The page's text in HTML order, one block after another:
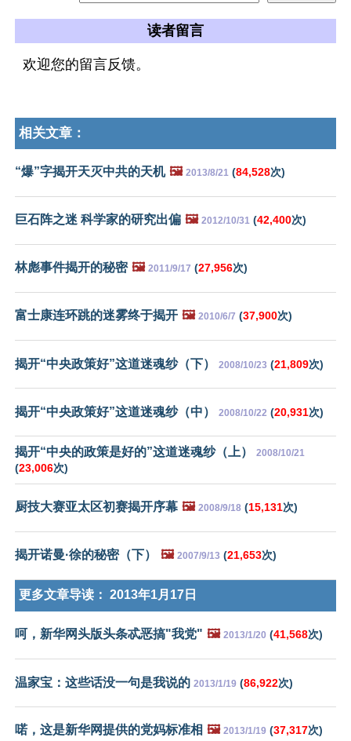
读者留言
欢迎您的留言反馈。
相关文章：
“爆”字揭开天灭中共的天机 🖼️ 2013/8/21 (84,528次)
巨石阵之迷 科学家的研究出偏 🖼️ 2012/10/31 (42,400次)
林彪事件揭开的秘密 🖼️ 2011/9/17 (27,956次)
富士康连环跳的迷雾终于揭开 🖼️ 2010/6/7 (37,900次)
揭开“中央政策好”这道迷魂纱（下） 2008/10/23 (21,809次)
揭开“中央政策好”这道迷魂纱（中） 2008/10/22 (20,931次)
揭开“中央的政策是好的”这道迷魂纱（上） 2008/10/21
(23,006次)
厨技大赛亚太区初赛揭开序幕 🖼️ 2008/9/18 (15,131次)
揭开诺曼·徐的秘密（下） 🖼️ 2007/9/13 (21,653次)
更多文章导读： 2013年1月17日
呵，新华网头版头条忒恶搞"我党" 🖼️ 2013/1/20 (41,568次)
温家宝：这些话没一句是我说的 2013/1/19 (86,922次)
喏，这是新华网提供的党妈标准相 🖼️ 2013/1/19 (37,317次)